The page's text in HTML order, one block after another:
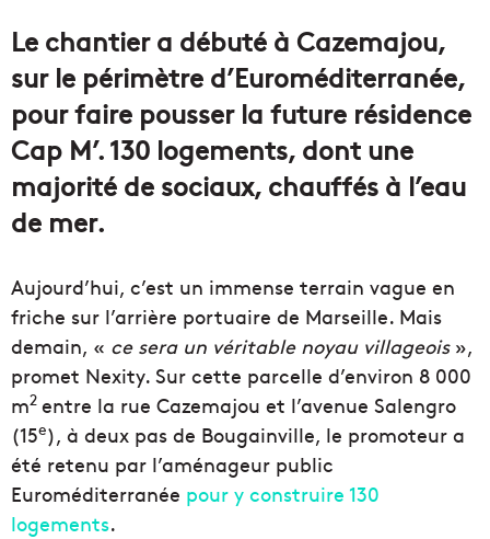
Le chantier a débuté à Cazemajou,
sur le périmètre d’Euroméditerranée,
pour faire pousser la future résidence
Cap M’. 130 logements, dont une
majorité de sociaux, chauffés à l’eau
de mer.
Aujourd’hui, c’est un immense terrain vague en
friche sur l’arrière portuaire de Marseille. Mais
demain, « ce sera un véritable noyau villageois»,
promet Nexity. Sur cette parcelle d’environ 8 000
m2 entre la rue Cazemajou et l’avenue Salengro
(15e), à deux pas de Bougainville, le promoteur a
été retenu par l’aménageur public
Euroméditerranée pour y construire 130
logements.